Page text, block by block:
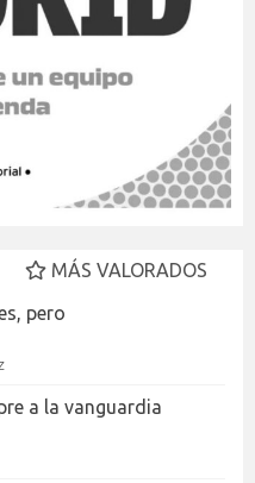
MÁS VALORADOS
pero
a la vanguardia